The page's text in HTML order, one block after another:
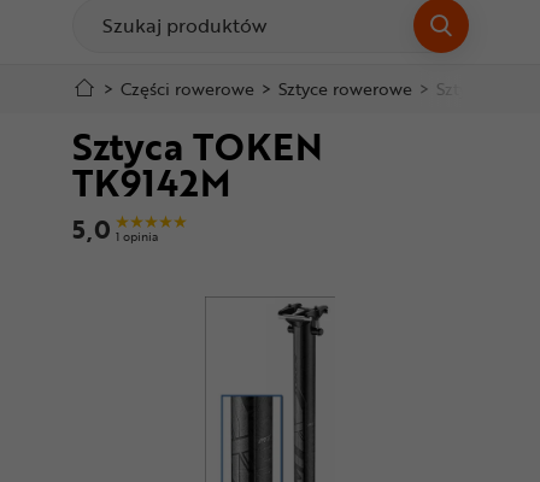
Szczegółowe informacje
Stopka
Mapa strony
Akcesoria
Odzież
Kaski
Buty
> Części rowerowe > Sztyce rowerowe > Sztyce
Sztyca TOKEN
TK9142M
5,0 1 opinia